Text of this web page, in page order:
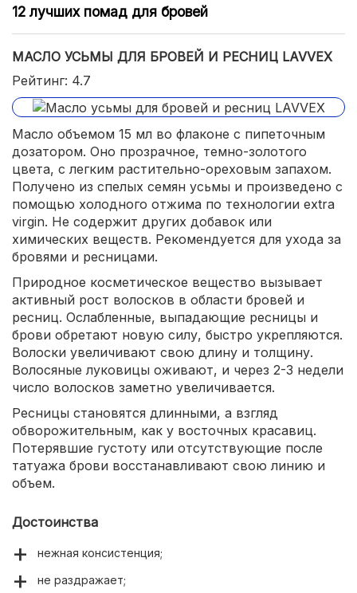
12 лучших помад для бровей
МАСЛО УСЬМЫ ДЛЯ БРОВЕЙ И РЕСНИЦ LAVVEX
Рейтинг: 4.7
Масло объемом 15 мл во флаконе с пипеточным
дозатором. Оно прозрачное, темно-золотого
цвета, с легким растительно-ореховым запахом.
Получено из спелых семян усьмы и произведено с
помощью холодного отжима по технологии extra
virgin. Не содержит других добавок или
химических веществ. Рекомендуется для ухода за
бровями и ресницами.
Природное косметическое вещество вызывает
активный рост волосков в области бровей и
ресниц. Ослабленные, выпадающие ресницы и
брови обретают новую силу, быстро укрепляются.
Волоски увеличивают свою длину и толщину.
Волосяные луковицы оживают, и через 2-3 недели
число волосков заметно увеличивается.
Ресницы становятся длинными, а взгляд
обворожительным, как у восточных красавиц.
Потерявшие густоту или отсутствующие после
татуажа брови восстанавливают свою линию и
объем.
Достоинства
нежная консистенция;
не раздражает;